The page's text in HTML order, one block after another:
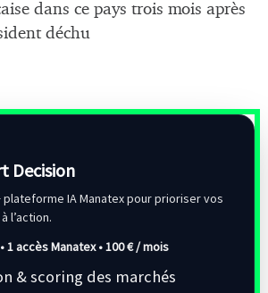
dans ce pays trois mois après
déchu
Decision
plateforme IA Manatex pour prioriser vos
l’action.
1 accès Manatex •100 € / mois
& scoring des marchés